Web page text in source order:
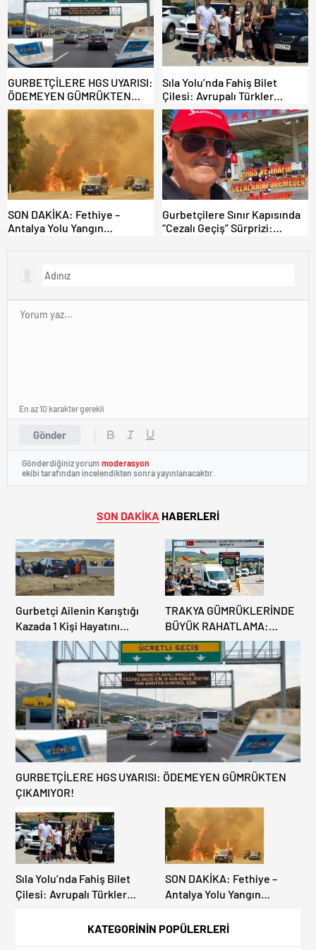
GURBETÇİLERE HGS UYARISI:
ÖDEMEYEN GÜMRÜKTEN
ÇIKAMIYOR!
Sıla Yolu’nda Fahiş Bilet
Çilesi: Avrupalı Türkler
Karayollarına Akın Etti,
Gümrükler Kilitlendi!
SON DAKİKA: Fethiye –
Antalya Yolu Yangın
Gurbetçilere Sınır Kapısında
“Cezalı Geçiş” Sürprizi:
Gönder
En az 10 karakter gerekli
Gönderdiğiniz yorum moderasyon
ekibi tarafından incelendikten sonra yayınlanacaktır.
SON DAKİKA HABERLERİ
KATEGORİNİN POPÜLERLERİ
Gurbetçi Ailenin Karıştığı
Kazada 1 Kişi Hayatını
Kaybederken, 7 kişi
Yaralandı.
TRAKYA GÜMRÜKLERİNDE
BÜYÜK RAHATLAMA:
DEREKÖY HAFİF TİCARİ
ARAÇLARA AÇILIYOR!
GURBETÇİLERE HGS UYARISI: ÖDEMEYEN GÜMRÜKTEN
ÇIKAMIYOR!
Sıla Yolu’nda Fahiş Bilet
Çilesi: Avrupalı Türkler
Gümrükler Kilitlendi!
SON DAKİKA: Fethiye –
Antalya Yolu Yangın
Kapatıldı! Tahliyeler